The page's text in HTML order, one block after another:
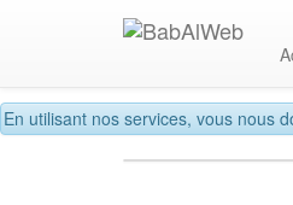
En utilisant nos services, vous nous